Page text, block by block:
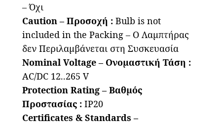
– Όχι
Caution – Προσοχή : Bulb is not
included in the Packing – Ο Λαμπτήρας
δεν Περιλαμβάνεται στη Συσκευασία
Nominal Voltage – Ονομαστική Τάση :
AC/DC 12..265 V
Protection Rating – Βαθμός
Προστασίας : IP20
Certificates & Standards –